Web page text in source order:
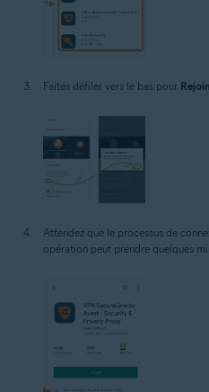
Faites défiler vers le bas pour
Attendez que le processus de
opération peut prendre quelques